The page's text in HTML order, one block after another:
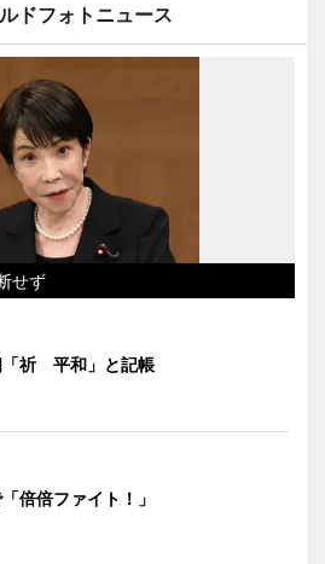
ドフォトニュース
せず
「祈 平和」と記帳
倍倍ファイト！」